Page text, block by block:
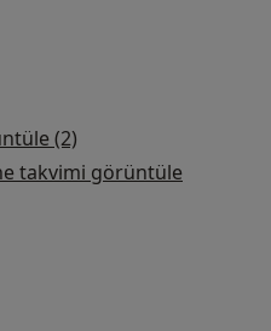
(2)
takvimi görüntüle